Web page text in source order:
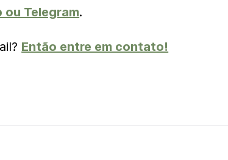
Telegram.
Então entre em contato!